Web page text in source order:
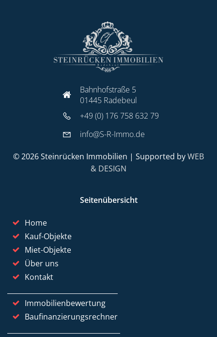
Bahnhofstraße 5
01445 Radebeul
+49 (0) 176 758 632 79
info@S-R-Immo.de
© 2026 Steinrücken Immobilien | Supported byWEB
& DESIGN
Seitenübersicht
Home
Kauf-Objekte
Miet-Objekte
Über uns
Kontakt
Immobilienbewertung
Baufinanzierungsrechner